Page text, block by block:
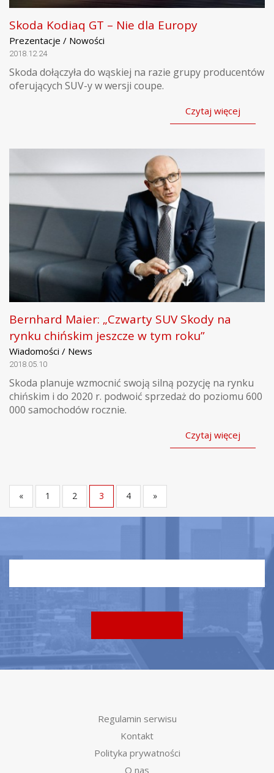
Skoda Kodiaq GT – Nie dla Europy
Prezentacje / Nowości
2018.12.24
Skoda dołączyła do wąskiej na razie grupy producentów
oferujących SUV-y w wersji coupe.
Czytaj więcej
Bernhard Maier: „Czwarty SUV Skody na
rynku chińskim jeszcze w tym roku”
Wiadomości / News
2018.05.10
Skoda planuje wzmocnić swoją silną pozycję na rynku
chińskim i do 2020 r. podwoić sprzedaż do poziomu 600
000 samochodów rocznie.
Czytaj więcej
« 1 2 3 4 »
Regulamin serwisu
Kontakt
Polityka prywatności
O nas